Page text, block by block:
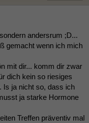
andersrum ;D...
gemacht wenn ich mich
mit dir... komm dir zwar
dich kein so riesiges
. Is ja nicht so, dass ich
ja starke Hormone
Treffen präventiv mal